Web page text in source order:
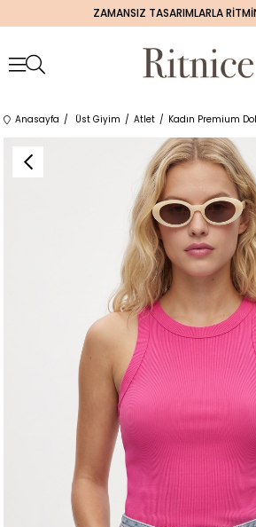
ZAMANSIZ TASARIMLARLA
Anasayfa Üst Giyim Atlet Kadın Premium